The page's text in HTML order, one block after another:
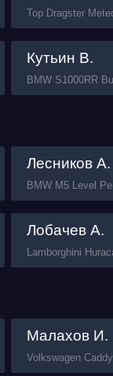
Top Dragster
Кутьин В.
BMW S1000RR
Лесников А.
BMW M5 Level
Лобачев А.
Малахов И.